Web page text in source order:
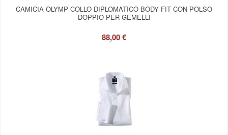
CAMICIA OLYMP COLLO DIPLOMATICO BODY FIT CON POLSO
DOPPIO PER GEMELLI
88,00 €